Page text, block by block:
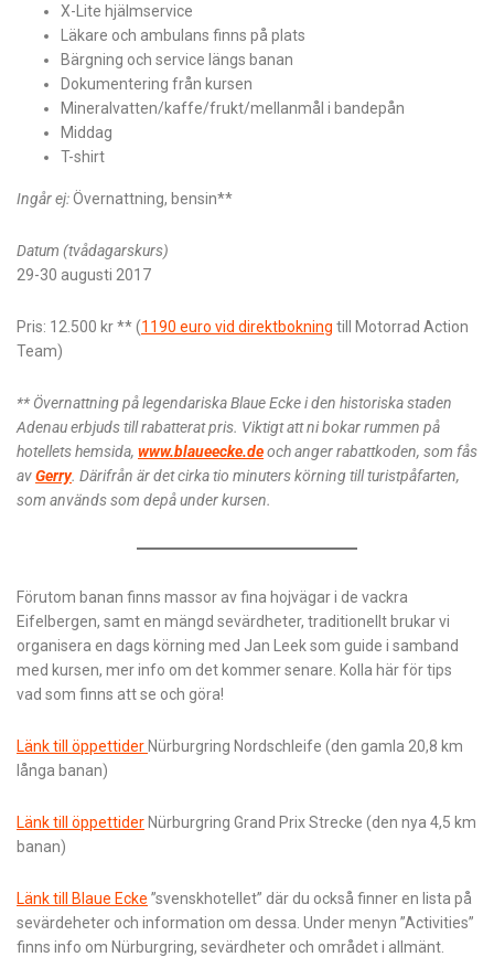
X-Lite hjälmservice
Läkare och ambulans finns på plats
Bärgning och service längs banan
Dokumentering från kursen
Mineralvatten/kaffe/frukt/mellanmål i bandepån
Middag
T-shirt
Ingår ej:Övernattning, bensin**
Datum (tvådagarskurs)
29-30 augusti 2017
Pris: 12.500 kr ** (1190 euro vid direktbokning till Motorrad Action
Team)
** Övernattning på legendariska Blaue Ecke i den historiska staden
Adenau erbjuds till rabatterat pris. Viktigt att ni bokar rummen på
hotellets hemsida, www.blaueecke.deoch anger rabattkoden, som fås
avGerry. Därifrån är det cirka tio minuters körning till turistpåfarten,
som används som depå under kursen.
Förutom banan finns massor av fina hojvägar i de vackra
Eifelbergen, samt en mängd sevärdheter, traditionellt brukar vi
organisera en dags körning med Jan Leek som guide i samband
med kursen, mer info om det kommer senare. Kolla här för tips
vad som finns att se och göra!
Länk till öppettider Nürburgring Nordschleife (den gamla 20,8 km
långa banan)
Länk till öppettider Nürburgring Grand Prix Strecke (den nya 4,5 km
banan)
Länk till Blaue Ecke ”svenskhotellet” där du också finner en lista på
sevärdeheter och information om dessa. Under menyn ”Activities”
finns info om Nürburgring, sevärdheter och området i allmänt.